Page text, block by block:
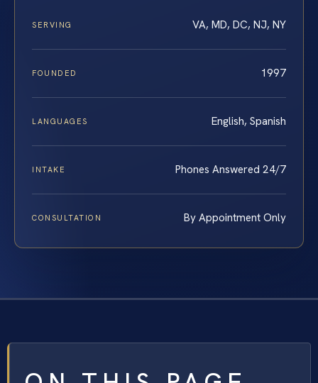
SERVING VA, MD, DC, NJ, NY
FOUNDED 1997
LANGUAGES English, Spanish
INTAKE Phones Answered 24/7
CONSULTATION By Appointment Only